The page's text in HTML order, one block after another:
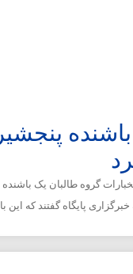
پنجشیر
گروه طالبان یک
خبرگزاری پایگاه گفتند که